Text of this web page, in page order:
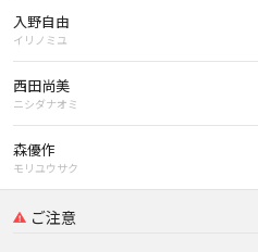
入野自由
イリノミユ
西田尚美
ニシダナオミ
森優作
モリユウサク
ご注意